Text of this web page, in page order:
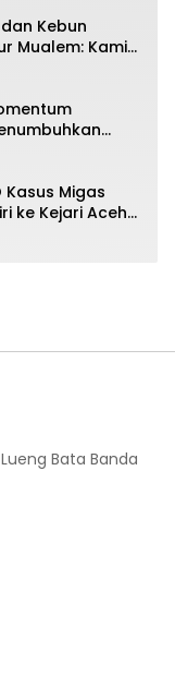
Kebun
Mualem: Kami
Kasus Migas
ke Kejari Aceh
Bata Banda